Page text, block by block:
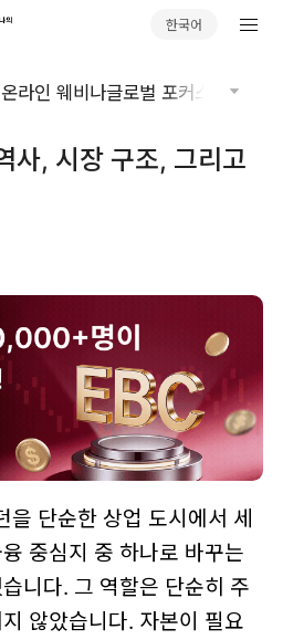
한국어
온라인 웨비나글로벌 포커스 기술적
사, 시장 구조, 그리고
을 단순한 상업 도시에서 세
중심지 중 하나로 바꾸는
니다. 그 역할은 단순히 주
않았습니다. 자본이 필요